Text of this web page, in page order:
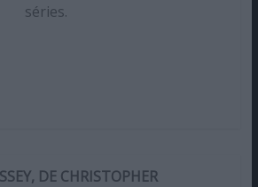
séries.
DE CHRISTOPHER